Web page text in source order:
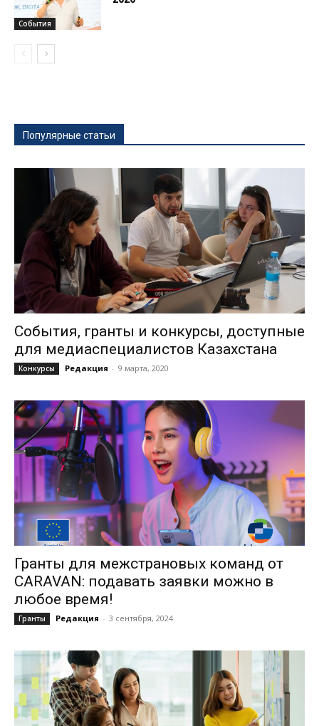
События
Популярные статьи
События, гранты и конкурсы, доступные
для медиаспециалистов Казахстана
Конкурсы Редакция - 9 марта, 2020
Гранты для межстрановых команд от
CARAVAN: подавать заявки можно в
любое время!
Гранты Редакция - 3 сентября, 2024